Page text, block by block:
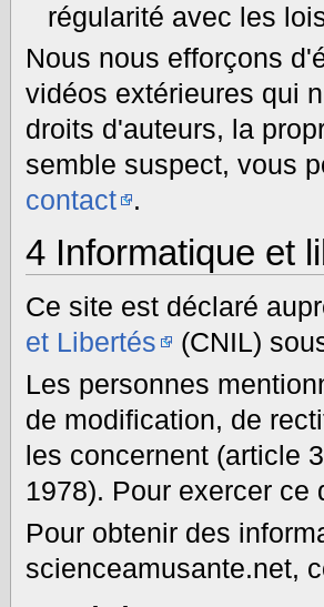
régularité avec les
Nous nous efforçons
vidéos extérieures qui
droits d'auteurs, la
semble suspect, vous
contact
.
4Informatique et
Ce site est déclaré
et Libertés
(CNIL)
Les personnes
de modification, de
les concernent (article
1978). Pour exercer
Pour obtenir des
scienceamusante.net,